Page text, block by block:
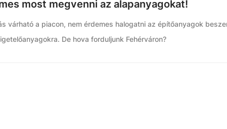
most megvenni az alapanyagokat!
várható a piacon, nem érdemes halogatni az építőanyagok
De hova forduljunk Fehérváron?